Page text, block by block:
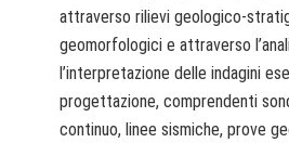
attraverso rilievi geologico-
geomorfologici e attraverso
l’interpretazione delle indagini
progettazione, comprendenti
continuo, linee sismiche, prove